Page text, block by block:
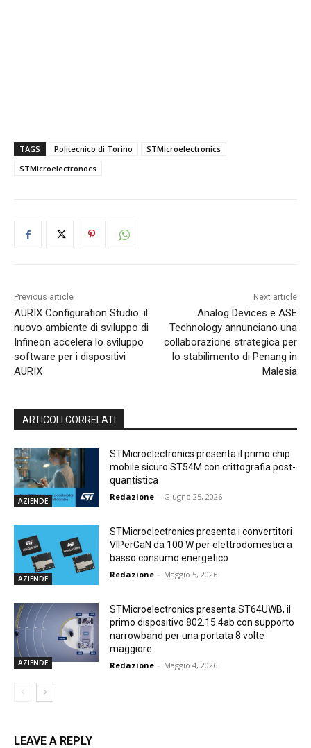
TAGS Politecnico di Torino
STMicroelectronics
STMicroelectronocs
Previous article
AURIX Configuration Studio: il
nuovo ambiente di sviluppo di
Infineon accelera lo sviluppo
software per i dispositivi
AURIX
Next article
Analog Devices e ASE
Technology annunciano una
collaborazione strategica per
lo stabilimento di Penang in
Malesia
ARTICOLI CORRELATI
AZIENDE
STMicroelectronics presenta il primo chip
mobile sicuro ST54M con crittografia post-
quantistica
Redazione - Giugno 25, 2026
AZIENDE
STMicroelectronics presenta i convertitori
VIPerGaN da 100 W per elettrodomestici a
basso consumo energetico
Redazione - Maggio 5, 2026
AZIENDE
STMicroelectronics presenta ST64UWB, il
primo dispositivo 802.15.4ab con supporto
narrowband per una portata 8 volte
maggiore
Redazione - Maggio 4, 2026
LEAVE A REPLY